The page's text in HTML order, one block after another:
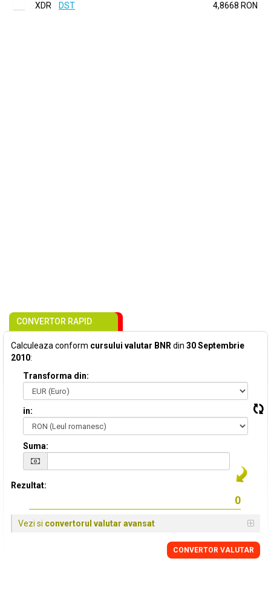
XDR
DST 4,8668 RON
CONVERTOR RAPID
Calculeaza conform cursului valutar BNR din 30 Septembrie
2010:
Transforma din:
in:
Suma:
Rezultat:
Vezi si convertorul valutar avansat
CONVERTOR VALUTAR